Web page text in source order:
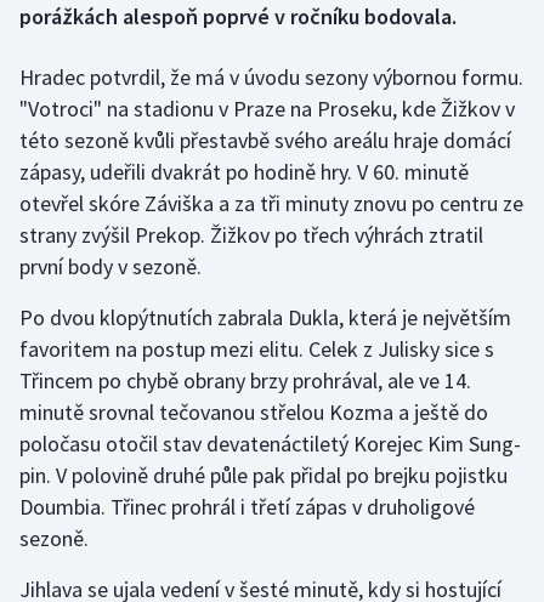
Golf
Gymnastika
Házená
Jezdectví
Judo
Krasobruslení
Lyže a snowboard
Moderní pětiboj
Motorsport
porážkách alespoň poprvé v ročníku bodovala.
Hradec potvrdil, že má v úvodu sezony výbornou formu.
"Votroci" na stadionu v Praze na Proseku, kde Žižkov v
této sezoně kvůli přestavbě svého areálu hraje domácí
zápasy, udeřili dvakrát po hodině hry. V 60. minutě
otevřel skóre Záviška a za tři minuty znovu po centru ze
strany zvýšil Prekop. Žižkov po třech výhrách ztratil
první body v sezoně.
Po dvou klopýtnutích zabrala Dukla, která je největším
favoritem na postup mezi elitu. Celek z Julisky sice s
Třincem po chybě obrany brzy prohrával, ale ve 14.
minutě srovnal tečovanou střelou Kozma a ještě do
poločasu otočil stav devatenáctiletý Korejec Kim Sung-
pin. V polovině druhé půle pak přidal po brejku pojistku
Doumbia. Třinec prohrál i třetí zápas v druholigové
sezoně.
Jihlava se ujala vedení v šesté minutě, kdy si hostující